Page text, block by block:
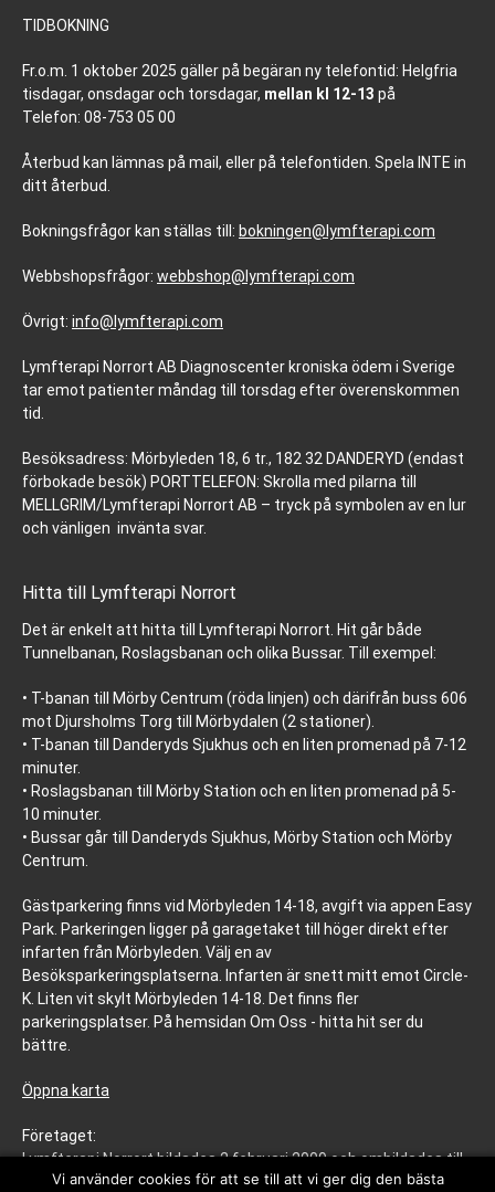
TIDBOKNING
Fr.o.m. 1 oktober 2025 gäller på begäran ny telefontid: Helgfria
tisdagar, onsdagar och torsdagar, mellan kl 12-13 på
Telefon: 08-753 05 00
Återbud kan lämnas på mail, eller på telefontiden. Spela INTE in
ditt återbud.
Bokningsfrågor kan ställas till: bokningen@lymfterapi.com
Webbshopsfrågor: webbshop@lymfterapi.com
Övrigt: info@lymfterapi.com
Lymfterapi Norrort AB Diagnoscenter kroniska ödem i Sverige
tar emot patienter måndag till torsdag efter överenskommen
tid.
Besöksadress: Mörbyleden 18, 6 tr., 182 32 DANDERYD (endast
förbokade besök) PORTTELEFON: Skrolla med pilarna till
MELLGRIM/Lymfterapi Norrort AB – tryck på symbolen av en lur
och vänligen invänta svar.
Hitta till Lymfterapi Norrort
Det är enkelt att hitta till Lymfterapi Norrort. Hit går både
Tunnelbanan, Roslagsbanan och olika Bussar. Till exempel:
• T-banan till Mörby Centrum (röda linjen) och därifrån buss 606
mot Djursholms Torg till Mörbydalen (2 stationer).
• T-banan till Danderyds Sjukhus och en liten promenad på 7-12
minuter.
• Roslagsbanan till Mörby Station och en liten promenad på 5-
10 minuter.
• Bussar går till Danderyds Sjukhus, Mörby Station och Mörby
Centrum.
Gästparkering finns vid Mörbyleden 14-18, avgift via appen Easy
Park. Parkeringen ligger på garagetaket till höger direkt efter
infarten från Mörbyleden. Välj en av
Besöksparkeringsplatserna. Infarten är snett mitt emot Circle-
K. Liten vit skylt Mörbyleden 14-18. Det finns fler
parkeringsplatser. På hemsidan Om Oss - hitta hit ser du
bättre.
Öppna karta
Företaget:
Lymfterapi Norrort bildades 2 februari 2009 och ombildades till
aktiebolag 5 april 2022. Registreringsadress är:
Vi använder cookies för att se till att vi ger dig den bästa